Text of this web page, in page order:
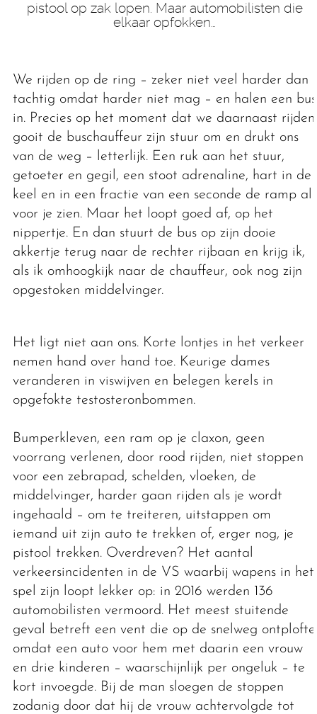
pistool op zak lopen. Maar automobilisten die
elkaar opfokken…
We rijden op de ring – zeker niet veel harder dan
tachtig omdat harder niet mag – en halen een bus
in. Precies op het moment dat we daarnaast rijden
gooit de buschauffeur zijn stuur om en drukt ons
van de weg – letterlijk. Een ruk aan het stuur,
getoeter en gegil, een stoot adrenaline, hart in de
keel en in een fractie van een seconde de ramp al
voor je zien. Maar het loopt goed af, op het
nippertje. En dan stuurt de bus op zijn dooie
akkertje terug naar de rechter rijbaan en krijg ik,
als ik omhoogkijk naar de chauffeur, ook nog zijn
opgestoken middelvinger.
Het ligt niet aan ons. Korte lontjes in het verkeer
nemen hand over hand toe. Keurige dames
veranderen in viswijven en belegen kerels in
opgefokte testosteronbommen.
Bumperkleven, een ram op je claxon, geen
voorrang verlenen, door rood rijden, niet stoppen
voor een zebrapad, schelden, vloeken, de
middelvinger, harder gaan rijden als je wordt
ingehaald – om te treiteren, uitstappen om
iemand uit zijn auto te trekken of, erger nog, je
pistool trekken. Overdreven? Het aantal
verkeersincidenten in de VS waarbij wapens in het
spel zijn loopt lekker op: in 2016 werden 136
automobilisten vermoord. Het meest stuitende
geval betreft een vent die op de snelweg ontplofte
omdat een auto voor hem met daarin een vrouw
en drie kinderen – waarschijnlijk per ongeluk – te
kort invoegde. Bij de man sloegen de stoppen
zodanig door dat hij de vrouw achtervolgde tot